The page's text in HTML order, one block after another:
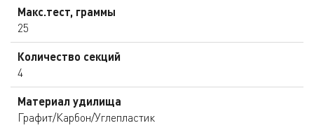
Макс.тест, граммы
25
Количество секций
4
Материал удилища
Графит/Карбон/Углепластик